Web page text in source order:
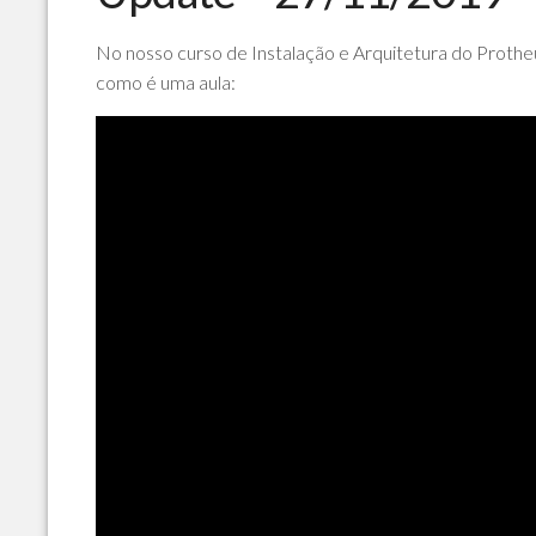
No nosso curso de Instalação e Arquitetura do
como é uma aula: